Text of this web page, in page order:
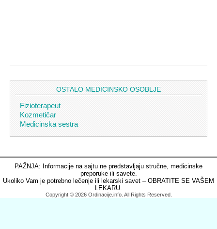
OSTALO MEDICINSKO OSOBLJE
Fizioterapeut
Kozmetičar
Medicinska sestra
PAŽNJA: Informacije na sajtu ne predstavljaju stručne, medicinske
preporuke ili savete.
Ukoliko Vam je potrebno lečenje ili lekarski savet – OBRATITE SE VAŠEM
LEKARU.
Copyright © 2026 Ordinacije.info. All Rights Reserved.